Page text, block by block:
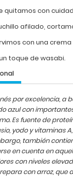
quitamos con
afilado,
con una crema
toque de wasabi.
por excelencia, a
azul con
Es fuente de
yodo y vitaminas A,
también
en cuenta en
con niveles
con arroz, que